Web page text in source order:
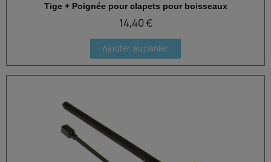
Aperçu rapide
Tige + Poignée pour clapets pour boisseaux
14,40 €
Ajouter au panier